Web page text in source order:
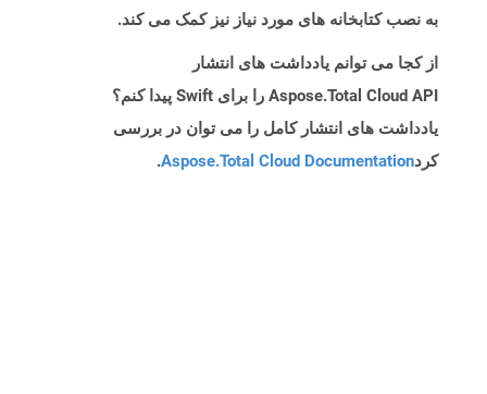
به نصب کتابخانه های مورد نیاز نیز کمک می کند.
از کجا می توانم یادداشت های انتشار
Aspose.Total Cloud API را برای Swift پیدا کنم؟
یادداشت های انتشار کامل را می توان در بررسی
کردAspose.Total Cloud Documentation
.